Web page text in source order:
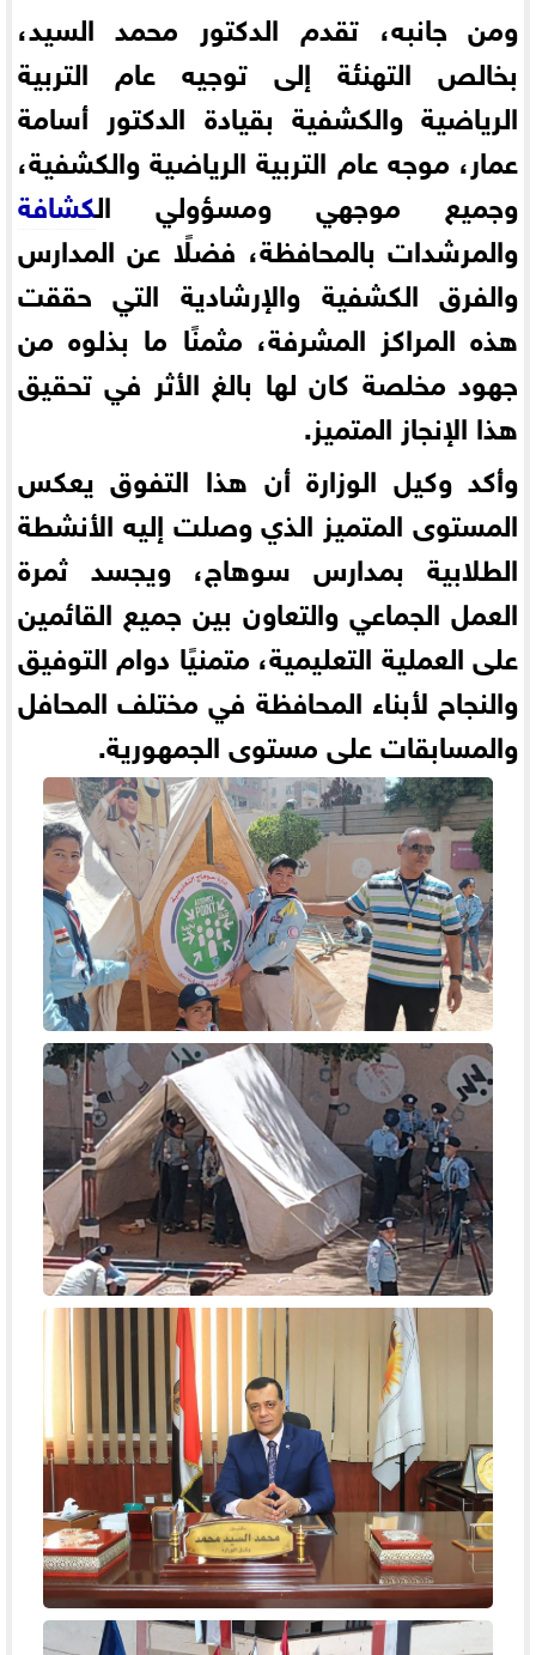
ومن جانبه، تقدم الدكتور محمد السيد،
بخالص التهنئة إلى توجيه عام التربية
الرياضية والكشفية بقيادة الدكتور أسامة
عمار، موجه عام التربية الرياضية والكشفية،
وجميع موجهي ومسؤولي الكشافة
والمرشدات بالمحافظة، فضلًا عن المدارس
والفرق الكشفية والإرشادية التي حققت
هذه المراكز المشرفة، مثمنًا ما بذلوه من
جهود مخلصة كان لها بالغ الأثر في تحقيق
هذا الإنجاز المتميز.
وأكد وكيل الوزارة أن هذا التفوق يعكس
المستوى المتميز الذي وصلت إليه الأنشطة
الطلابية بمدارس سوهاج، ويجسد ثمرة
العمل الجماعي والتعاون بين جميع القائمين
على العملية التعليمية، متمنيًا دوام التوفيق
والنجاح لأبناء المحافظة في مختلف المحافل
والمسابقات على مستوى الجمهورية.